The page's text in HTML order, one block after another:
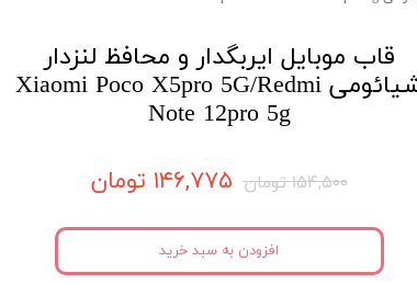
قاب موبایل ایربگدار و محافظ لنزدار
شیائومی Xiaomi Poco X5pro 5G/Redmi
Note 12pro 5g
۱۵۴,۵۰۰ تومان ۱۴۶,۷۷۵ تومان
افزودن به سبد خرید